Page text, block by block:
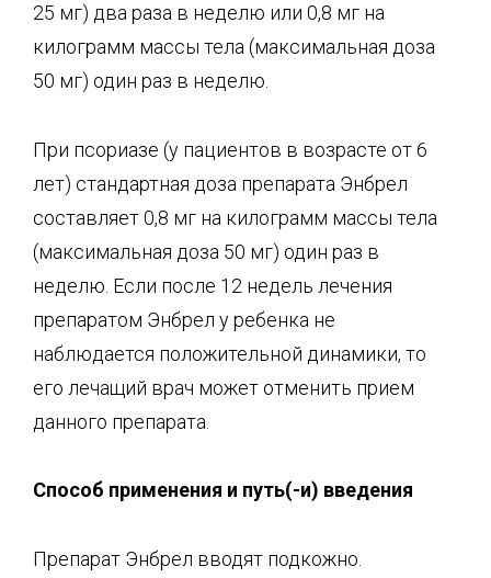
25 мг) два раза в неделю или 0,8 мг на
килограмм массы тела (максимальная доза
50 мг) один раз в неделю.
При псориазе (у пациентов в возрасте от 6
лет) стандартная доза препарата Энбрел
составляет 0,8 мг на килограмм массы тела
(максимальная доза 50 мг) один раз в
неделю. Если после 12 недель лечения
препаратом Энбрел у ребенка не
наблюдается положительной динамики, то
его лечащий врач может отменить прием
данного препарата.
Способ применения и путь(-и) введения
Препарат Энбрел вводят подкожно.